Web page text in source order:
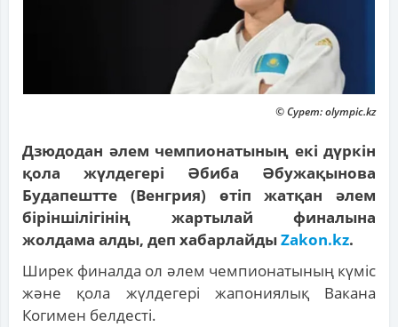
© Сурет: olympic.kz
Дзюдодан әлем чемпионатының екі дүркін
қола жүлдегері Әбиба Әбужақынова
Будапештте (Венгрия) өтіп жатқан әлем
біріншілігінің жартылай финалына
жолдама алды, деп хабарлайдыZakon.kz.
Ширек финалда ол әлем чемпионатының күміс
және қола жүлдегері жапониялық Вакана
Когимен белдесті.